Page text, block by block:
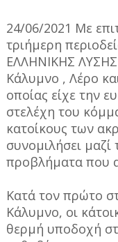
24/06/2021 Με
τριήμερη
ΕΛΛΗΝΙΚΗΣ
Κάλυμνο , Λέρο
οποίας είχε την
στελέχη του
κατοίκους των
συνομιλήσει
προβλήματα που
Κατά τον πρώτο
Κάλυμνο, οι
θερμή υποδοχή